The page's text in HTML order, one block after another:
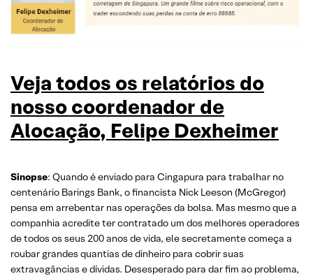
Veja todos os relatórios do
nosso coordenador de
Alocação, Felipe Dexheimer
Sinopse: Quando é enviado para Cingapura para trabalhar no
centenário Barings Bank, o financista Nick Leeson (McGregor)
pensa em arrebentar nas operações da bolsa. Mas mesmo que a
companhia acredite ter contratado um dos melhores operadores
de todos os seus 200 anos de vida, ele secretamente começa a
roubar grandes quantias de dinheiro para cobrir suas
extravagâncias e dívidas. Desesperado para dar fim ao problema,